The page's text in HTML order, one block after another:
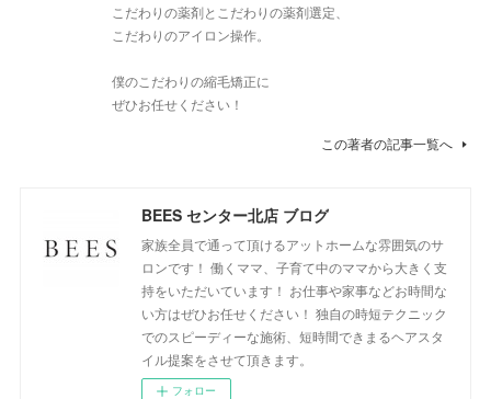
こだわりの薬剤とこだわりの薬剤選定、
こだわりのアイロン操作。
僕のこだわりの縮毛矯正に
ぜひお任せください！
この著者の記事一覧へ
BEES センター北店 ブログ
家族全員で通って頂けるアットホームな雰囲気のサ
ロンです！ 働くママ、子育て中のママから大きく支
持をいただいています！ お仕事や家事などお時間な
い方はぜひお任せください！ 独自の時短テクニック
でのスピーディーな施術、短時間できまるヘアスタ
イル提案をさせて頂きます。
フォロー